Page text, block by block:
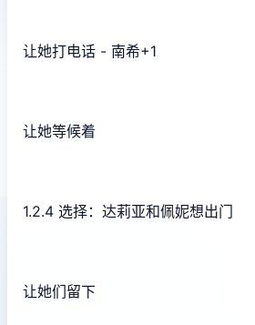
让她打电话 - 南希+1
让她等候着
1.2.4 选择：达莉亚和佩妮想出门
让她们留下